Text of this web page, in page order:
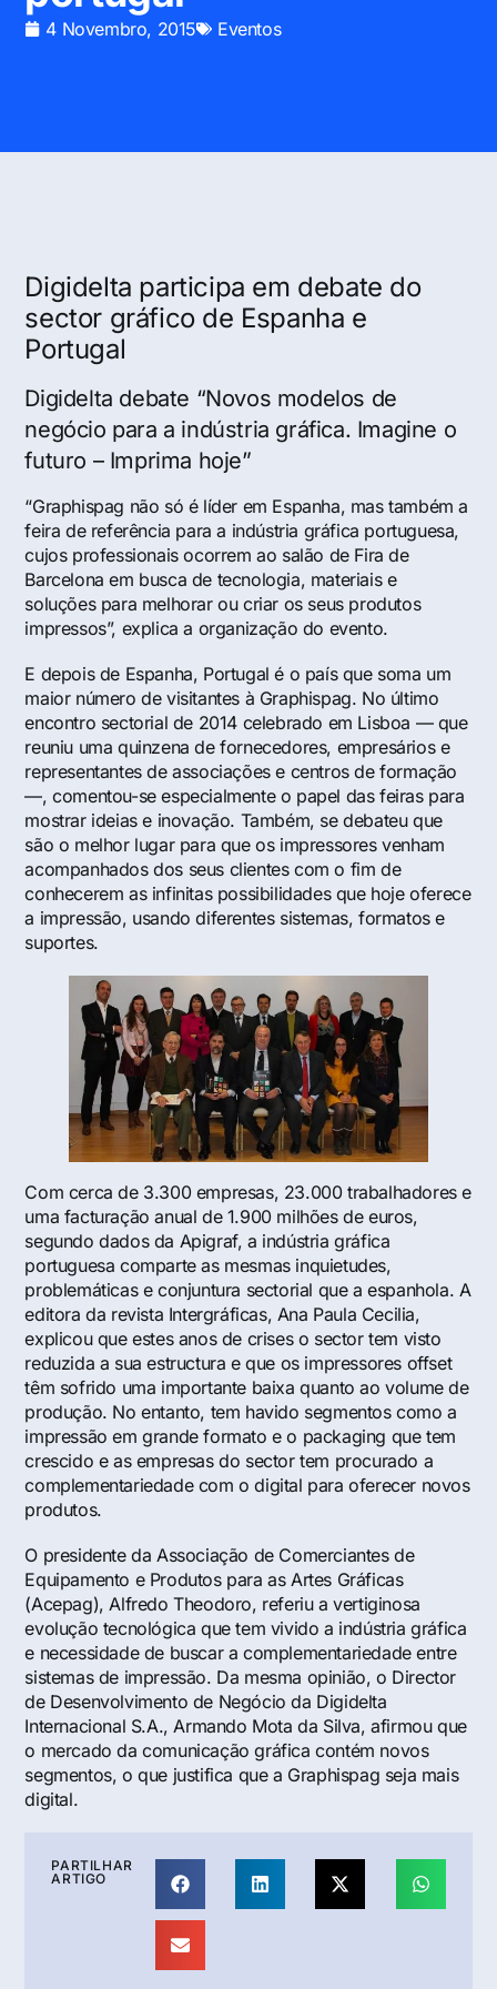
4 Novembro, 2015 Eventos
Digidelta participa em debate do
sector gráfico de Espanha e
Portugal
Digidelta debate “Novos modelos de
negócio para a indústria gráfica. Imagine o
futuro – Imprima hoje”
“Graphispag não só é líder em Espanha, mas também a
feira de referência para a indústria gráfica portuguesa,
cujos professionais ocorrem ao salão de Fira de
Barcelona em busca de tecnologia, materiais e
soluções para melhorar ou criar os seus produtos
impressos”, explica a organização do evento.
E depois de Espanha, Portugal é o país que soma um
maior número de visitantes à Graphispag. No último
encontro sectorial de 2014 celebrado em Lisboa — que
reuniu uma quinzena de fornecedores, empresários e
representantes de associações e centros de formação
—, comentou-se especialmente o papel das feiras para
mostrar ideias e inovação. Também, se debateu que
são o melhor lugar para que os impressores venham
acompanhados dos seus clientes com o fim de
conhecerem as infinitas possibilidades que hoje oferece
a impressão, usando diferentes sistemas, formatos e
suportes.
Com cerca de 3.300 empresas, 23.000 trabalhadores e
uma facturação anual de 1.900 milhões de euros,
segundo dados da Apigraf, a indústria gráfica
portuguesa comparte as mesmas inquietudes,
problemáticas e conjuntura sectorial que a espanhola. A
editora da revista Intergráficas, Ana Paula Cecilia,
explicou que estes anos de crises o sector tem visto
reduzida a sua estructura e que os impressores offset
têm sofrido uma importante baixa quanto ao volume de
produção. No entanto, tem havido segmentos como a
impressão em grande formato e o packaging que tem
crescido e as empresas do sector tem procurado a
complementariedade com o digital para oferecer novos
produtos.
O presidente da Associação de Comerciantes de
Equipamento e Produtos para as Artes Gráficas
(Acepag), Alfredo Theodoro, referiu a vertiginosa
evolução tecnológica que tem vivido a indústria gráfica
e necessidade de buscar a complementariedade entre
sistemas de impressão. Da mesma opinião, o Director
de Desenvolvimento de Negócio da Digidelta
Internacional S.A., Armando Mota da Silva, afirmou que
o mercado da comunicação gráfica contém novos
segmentos, o que justifica que a Graphispag seja mais
digital.
PARTILHAR
ARTIGO